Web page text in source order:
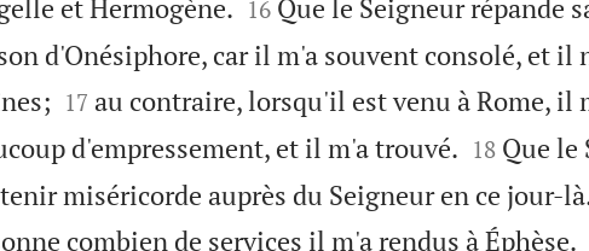
et Hermogène. 16 Que le Seigneur répande
d'Onésiphore, car il m'a souvent consolé, et il

17 au contraire, lorsqu'il est venu à Rome, il
d'empressement, et il m'a trouvé.
18 Que le
miséricorde auprès du Seigneur en ce jour-
combien de services il m'a rendus à Éphèse.